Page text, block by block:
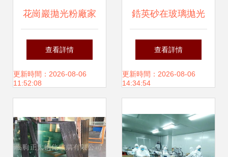
花崗巖拋光粉廠家
直銷 品質保障，價
格優惠，專業玻璃
查看詳情
更新時間：2026-08-06
11:52:08
鋯英砂在玻璃拋光
粉生產中的應用與
技術解析
查看詳情
更新時間：2026-08-06
14:34:54